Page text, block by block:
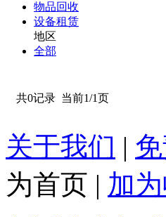
物品回收
设备租赁
地区
全部
共0记录 当前1/1页
关于我们 |
为首页 | 加